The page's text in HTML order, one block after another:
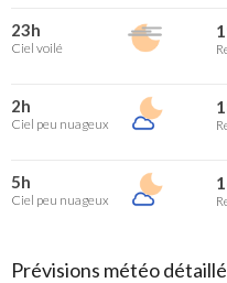
23h
Ciel voilé
2h
Ciel peu nuageux
5h
Ciel peu nuageux
Prévisions météo